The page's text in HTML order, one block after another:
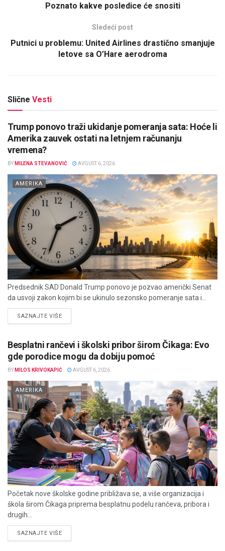
Poznato kakve posledice će snositi
Sledeći post
Putnici u problemu: United Airlines drastično smanjuje
letove sa O’Hare aerodroma
Slične Vesti
Trump ponovo traži ukidanje pomeranja sata: Hoće li
Amerika zauvek ostati na letnjem računanju
vremena?
BY MILENA STEVANOVIĆ AVGUST 6, 2026
AMERIKA
Predsednik SAD Donald Trump ponovo je pozvao američki Senat
da usvoji zakon kojim bi se ukinulo sezonsko pomeranje sata i...
SAZNAJTE VIŠEDETAILS
Besplatni rančevi i školski pribor širom Čikaga: Evo
gde porodice mogu da dobiju pomoć
BY MILOS KRIVOKAPIĆ AVGUST 6, 2026
AMERIKA
Početak nove školske godine približava se, a više organizacija i
škola širom Čikaga priprema besplatnu podelu rančeva, pribora i
drugih...
SAZNAJTE VIŠEDETAILS